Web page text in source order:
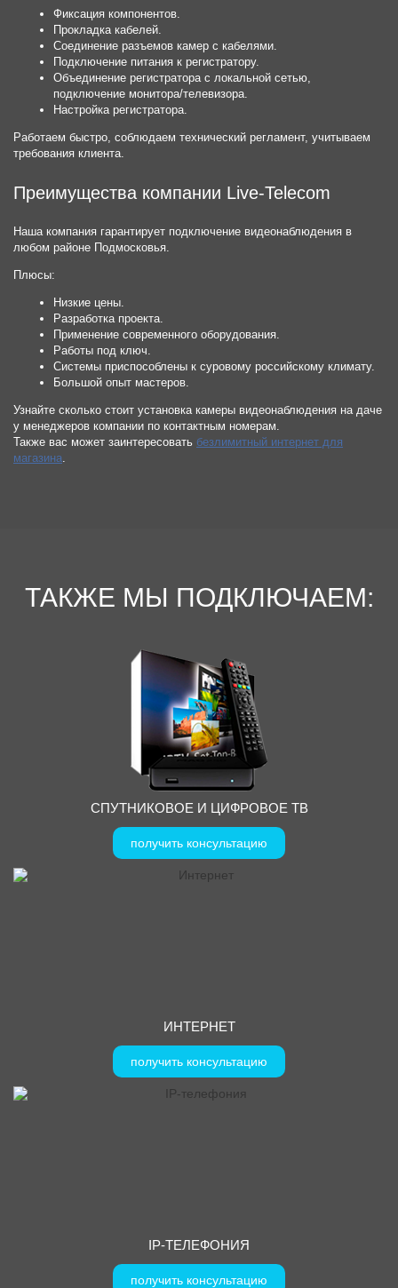
Фиксация компонентов.
Прокладка кабелей.
Соединение разъемов камер с кабелями.
Подключение питания к регистратору.
Объединение регистратора с локальной сетью,
подключение монитора/телевизора.
Настройка регистратора.
Работаем быстро, соблюдаем технический регламент, учитываем
требования клиента.
Преимущества компании Live-Telecom
Наша компания гарантирует подключение видеонаблюдения в
любом районе Подмосковья.
Плюсы:
Низкие цены.
Разработка проекта.
Применение современного оборудования.
Работы под ключ.
Системы приспособлены к суровому российскому климату.
Большой опыт мастеров.
Узнайте сколько стоит установка камеры видеонаблюдения на даче
у менеджеров компании по контактным номерам.
Также вас может заинтересовать безлимитный интернет для
магазина
ТАКЖЕ МЫ ПОДКЛЮЧАЕМ:
СПУТНИКОВОЕ И ЦИФРОВОЕ ТВ
получить консультацию
ИНТЕРНЕТ
получить консультацию
IP-ТЕЛЕФОНИЯ
получить консультацию